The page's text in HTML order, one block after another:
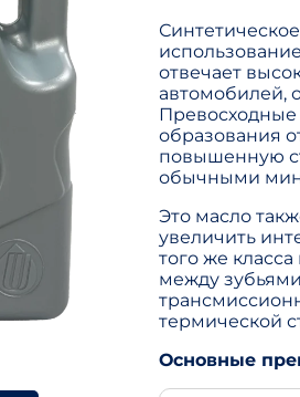
отвечает
автомобилей,
Превосходные
образования
повышенную
обычными
Это масло
увеличить
того же
между
термической
Основные